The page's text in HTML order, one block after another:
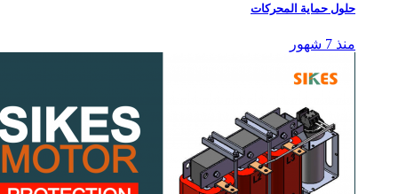
حلول حماية المحركات
منذ 7 شهور